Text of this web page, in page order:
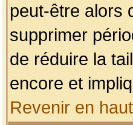
peut-être alors
supprimer
de réduire la
encore et
Revenir en